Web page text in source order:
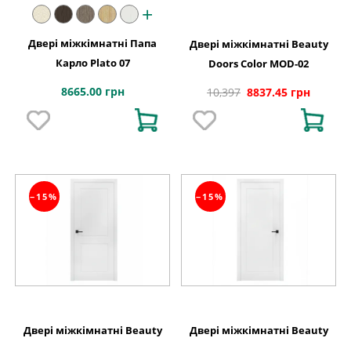
+
Двері міжкімнатні Папа
Карло Plato 07
8665.00 грн
Двері міжкімнатні Beauty
Doors Color MOD-02
10,397 8837.45 грн
−15%
Двері міжкімнатні Beauty
−15%
Двері міжкімнатні Beauty